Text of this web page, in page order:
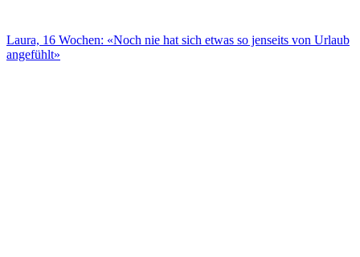
Laura, 16 Wochen: «Noch nie hat sich etwas so jenseits von Urlaub
angefühlt»